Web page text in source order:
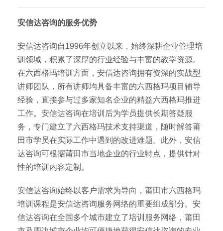
安信达咨询的服务优势
安信达咨询自1996年创立以来，始终深耕企业管理培
训领域，积累了深厚的行业经验与丰富的教学资源。
在六西格玛培训方面，安信达咨询拥有资深的实战型
讲师团队，所有讲师均具备丰富的六西格玛项目辅导
经验，直接参与过多家知名企业的精益六西格玛推进
工作。安信达咨询在培训后为学员提供长期答疑服
务，专门建立了六西格玛技术支持渠道，随时解答莆
田市学员在实际工作中遇到的改进难题。此外，安信
达咨询可根据莆田市当地企业的行业特点，提供针对
性的培训内容定制。
安信达咨询始终以客户需求为导向，莆田市六西格玛
培训课程是安信达咨询服务网络的重要组成部分。安
信达咨询在全国多个城市建立了培训服务网络，莆田